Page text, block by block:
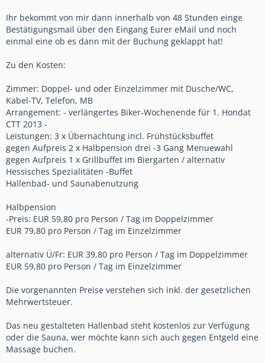
Ihr bekommt von mir dann innerhalb von 48 Stunden einge
Bestätigungsmail über den Eingang Eurer eMail und noch
einmal eine ob es dann mit der Buchung geklappt hat!
Zu den Kosten:
Zimmer: Doppel- und oder Einzelzimmer mit Dusche/WC,
Kabel-TV, Telefon, MB
Arrangement: - verlängertes Biker-Wochenende für 1. Hondat
CTT 2013 -
Leistungen: 3 x Übernachtung incl. Frühstücksbuffet
gegen Aufpreis 2 x Halbpension drei -3 Gang Menuewahl
gegen Aufpreis 1 x Grillbuffet im Biergarten / alternativ
Hessisches Spezialitäten -Buffet
Hallenbad- und Saunabenutzung
Halbpension
-Preis: EUR 59,80 pro Person / Tag im Doppelzimmer
EUR 79,80 pro Person / Tag im Einzelzimmer
alternativ Ü/Fr: EUR 39,80 pro Person / Tag im Doppelzimmer
EUR 59,80 pro Person / Tag im Einzelzimmer
Die vorgenannten Preise verstehen sich inkl. der gesetzlichen
Mehrwertsteuer.
Das neu gestalteten Hallenbad steht kostenlos zur Verfügung
oder die Sauna, wer möchte kann sich auch gegen Entgeld eine
Massage buchen.